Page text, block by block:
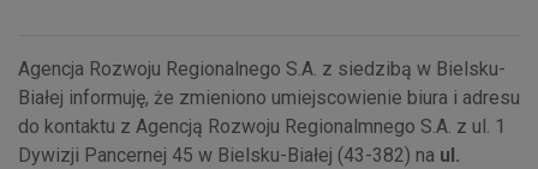
Agencja Rozwoju Regionalnego S.A. z siedzibą w Bielsku-
Białej informuję, że zmieniono umiejscowienie biura i adresu
do kontaktu z Agencją Rozwoju Regionalmnego S.A. z ul. 1
Dywizji Pancernej 45 w Bielsku-Białej (43-382) na ul.